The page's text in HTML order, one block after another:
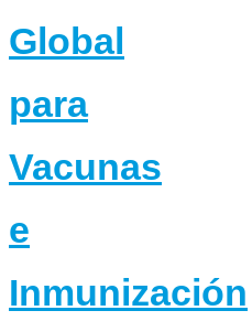
Global
para
Vacunas
e
Inmunización